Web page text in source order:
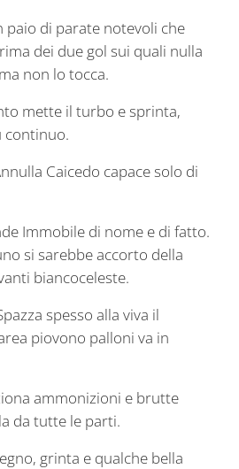
paio di parate notevoli che
dei due gol sui quali nulla
non lo tocca.
mette il turbo e sprinta,
continuo.
Caicedo capace solo di
Immobile di nome e di fatto.
si sarebbe accorto della
biancoceleste.
spesso alla viva il
piovono palloni va in
ammonizioni e brutte
da tutte le parti.
grinta e qualche bella